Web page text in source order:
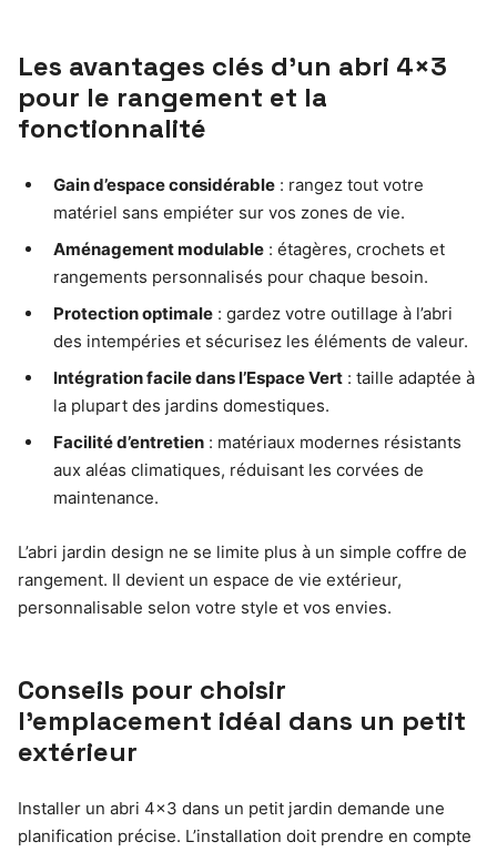
Les avantages clés d’un abri 4×3
pour le rangement et la
fonctionnalité
Gain d’espace considérable : rangez tout votre
matériel sans empiéter sur vos zones de vie.
Aménagement modulable : étagères, crochets et
rangements personnalisés pour chaque besoin.
Protection optimale : gardez votre outillage à l’abri
des intempéries et sécurisez les éléments de valeur.
Intégration facile dans l’Espace Vert : taille adaptée à
la plupart des jardins domestiques.
Facilité d’entretien : matériaux modernes résistants
aux aléas climatiques, réduisant les corvées de
maintenance.
L’abri jardin design ne se limite plus à un simple coffre de
rangement. Il devient un espace de vie extérieur,
personnalisable selon votre style et vos envies.
Conseils pour choisir
l’emplacement idéal dans un petit
extérieur
Installer un abri 4×3 dans un petit jardin demande une
planification précise. L’installation doit prendre en compte